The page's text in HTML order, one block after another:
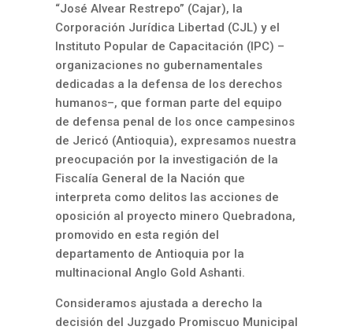
“José Alvear Restrepo” (Cajar), la
Corporación Jurídica Libertad (CJL) y el
Instituto Popular de Capacitación (IPC) –
organizaciones no gubernamentales
dedicadas a la defensa de los derechos
humanos–, que forman parte del equipo
de defensa penal de los once campesinos
de Jericó (Antioquia), expresamos nuestra
preocupación por la investigación de la
Fiscalía General de la Nación que
interpreta como delitos las acciones de
oposición al proyecto minero Quebradona,
promovido en esta región del
departamento de Antioquia por la
multinacional Anglo Gold Ashanti.
Consideramos ajustada a derecho la
decisión del Juzgado Promiscuo Municipal